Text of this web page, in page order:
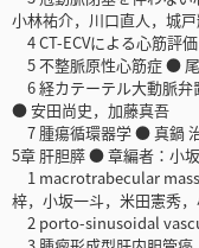
小林祐介，川口直人，城
4 CT-ECVによる心筋評
5 不整脈原性心筋症 ●
6 経カテーテル大動脈
● 安田尚史，加藤真吾
7 腫瘍循環器学 ● 真鍋
5章 肝胆膵 ● 章編者：小
1 macrotrabecular
梓，小坂一斗，米田憲秀
2 porto-sinusoidal